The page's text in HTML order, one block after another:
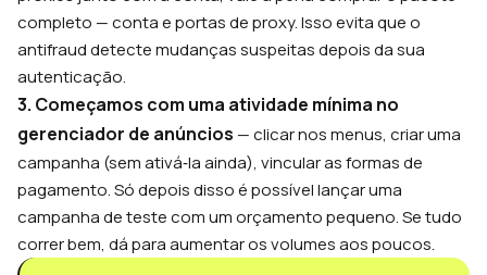
completo — conta e portas de proxy. Isso evita que o
antifraud detecte mudanças suspeitas depois da sua
autenticação.
3. Começamos com uma atividade mínima no
gerenciador de anúncios — clicar nos menus, criar uma
campanha (sem ativá‑la ainda), vincular as formas de
pagamento. Só depois disso é possível lançar uma
campanha de teste com um orçamento pequeno. Se tudo
correr bem, dá para aumentar os volumes aos poucos.